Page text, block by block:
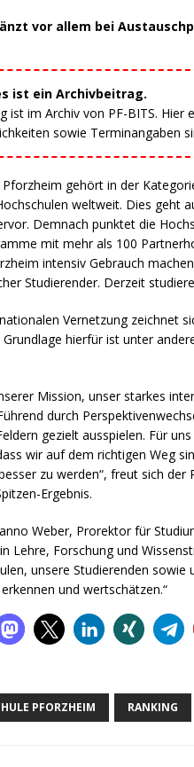
vor allem bei
ist ein Archivbeitrag.
ist im Archiv von PF-BITS. Hier
sowie Terminangaben
gehört in der
weltweit. Dies geht
Demnach punktet die
mit mehr als 100
intensiv Gebrauch
Studierender. Derzeit
Vernetzung zeichnet
Grundlage hierfür ist unter
Mission, unser starkes
durch
gezielt ausspielen. Für
wir auf dem richtigen Weg
zu werden“, freut sich
Ergebnis.
Weber, Prorektor für
Lehre, Forschung und
unsere Studierenden
und wertschätzen.“
PFORZHEIM RANKING